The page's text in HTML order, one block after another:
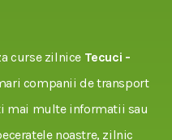
curse zilnice Tecuci -
companii de transport
mai multe informatii sau
noastre, zilnic